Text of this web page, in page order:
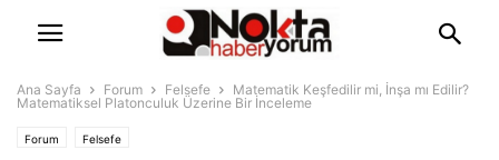
Ana Sayfa Forum Felsefe
Matematik Keşfedilir mi, İnşa mı Edilir?
Matematiksel Platonculuk Üzerine Bir İnceleme
Forum Felsefe